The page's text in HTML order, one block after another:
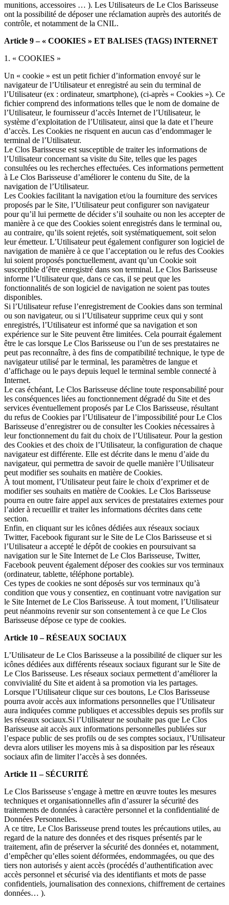
munitions, accessoires … ). Les Utilisateurs de Le Clos Barisseuse
ont la possibilité de déposer une réclamation auprès des autorités de
contrôle, et notamment de la CNIL.
Article 9 – « COOKIES » ET BALISES (TAGS) INTERNET
1. « COOKIES »
Un « cookie » est un petit fichier d’information envoyé sur le
navigateur de l’Utilisateur et enregistré au sein du terminal de
l’Utilisateur (ex : ordinateur, smartphone), (ci-après « Cookies »). Ce
fichier comprend des informations telles que le nom de domaine de
l’Utilisateur, le fournisseur d’accès Internet de l’Utilisateur, le
système d’exploitation de l’Utilisateur, ainsi que la date et l’heure
d’accès. Les Cookies ne risquent en aucun cas d’endommager le
terminal de l’Utilisateur.
Le Clos Barisseuse est susceptible de traiter les informations de
l’Utilisateur concernant sa visite du Site, telles que les pages
consultées ou les recherches effectuées. Ces informations permettent
à Le Clos Barisseuse d’améliorer le contenu du Site, de la
navigation de l’Utilisateur.
Les Cookies facilitant la navigation et/ou la fourniture des services
proposés par le Site, l’Utilisateur peut configurer son navigateur
pour qu’il lui permette de décider s’il souhaite ou non les accepter de
manière à ce que des Cookies soient enregistrés dans le terminal ou,
au contraire, qu’ils soient rejetés, soit systématiquement, soit selon
leur émetteur. L’Utilisateur peut également configurer son logiciel de
navigation de manière à ce que l’acceptation ou le refus des Cookies
lui soient proposés ponctuellement, avant qu’un Cookie soit
susceptible d’être enregistré dans son terminal. Le Clos Barisseuse
informe l’Utilisateur que, dans ce cas, il se peut que les
fonctionnalités de son logiciel de navigation ne soient pas toutes
disponibles.
Si l’Utilisateur refuse l’enregistrement de Cookies dans son terminal
ou son navigateur, ou si l’Utilisateur supprime ceux qui y sont
enregistrés, l’Utilisateur est informé que sa navigation et son
expérience sur le Site peuvent être limitées. Cela pourrait également
être le cas lorsque Le Clos Barisseuse ou l’un de ses prestataires ne
peut pas reconnaître, à des fins de compatibilité technique, le type de
navigateur utilisé par le terminal, les paramètres de langue et
d’affichage ou le pays depuis lequel le terminal semble connecté à
Internet.
Le cas échéant, Le Clos Barisseuse décline toute responsabilité pour
les conséquences liées au fonctionnement dégradé du Site et des
services éventuellement proposés par Le Clos Barisseuse, résultant
du refus de Cookies par l’Utilisateur de l’impossibilité pour Le Clos
Barisseuse d’enregistrer ou de consulter les Cookies nécessaires à
leur fonctionnement du fait du choix de l’Utilisateur. Pour la gestion
des Cookies et des choix de l’Utilisateur, la configuration de chaque
navigateur est différente. Elle est décrite dans le menu d’aide du
navigateur, qui permettra de savoir de quelle manière l’Utilisateur
peut modifier ses souhaits en matière de Cookies.
À tout moment, l’Utilisateur peut faire le choix d’exprimer et de
modifier ses souhaits en matière de Cookies. Le Clos Barisseuse
pourra en outre faire appel aux services de prestataires externes pour
l’aider à recueillir et traiter les informations décrites dans cette
section.
Enfin, en cliquant sur les icônes dédiées aux réseaux sociaux
Twitter, Facebook figurant sur le Site de Le Clos Barisseuse et si
l’Utilisateur a accepté le dépôt de cookies en poursuivant sa
navigation sur le Site Internet de Le Clos Barisseuse, Twitter,
Facebook peuvent également déposer des cookies sur vos terminaux
(ordinateur, tablette, téléphone portable).
Ces types de cookies ne sont déposés sur vos terminaux qu’à
condition que vous y consentiez, en continuant votre navigation sur
le Site Internet de Le Clos Barisseuse. À tout moment, l’Utilisateur
peut néanmoins revenir sur son consentement à ce que Le Clos
Barisseuse dépose ce type de cookies.
Article 10 – RÉSEAUX SOCIAUX
L’Utilisateur de Le Clos Barisseuse a la possibilité de cliquer sur les
icônes dédiées aux différents réseaux sociaux figurant sur le Site de
Le Clos Barisseuse. Les réseaux sociaux permettent d’améliorer la
convivialité du Site et aident à sa promotion via les partages.
Lorsque l’Utilisateur clique sur ces boutons, Le Clos Barisseuse
pourra avoir accès aux informations personnelles que l’Utilisateur
aura indiquées comme publiques et accessibles depuis ses profils sur
les réseaux sociaux.Si l’Utilisateur ne souhaite pas que Le Clos
Barisseuse ait accès aux informations personnelles publiées sur
l’espace public de ses profils ou de ses comptes sociaux, l’Utilisateur
devra alors utiliser les moyens mis à sa disposition par les réseaux
sociaux afin de limiter l’accès à ses données.
Article 11 – SÉCURITÉ
Le Clos Barisseuse s’engage à mettre en œuvre toutes les mesures
techniques et organisationnelles afin d’assurer la sécurité des
traitements de données à caractère personnel et la confidentialité de
Données Personnelles.
A ce titre, Le Clos Barisseuse prend toutes les précautions utiles, au
regard de la nature des données et des risques présentés par le
traitement, afin de préserver la sécurité des données et, notamment,
d’empêcher qu’elles soient déformées, endommagées, ou que des
tiers non autorisés y aient accès (procédés d’authentification avec
accès personnel et sécurisé via des identifiants et mots de passe
confidentiels, journalisation des connexions, chiffrement de certaines
données… ).